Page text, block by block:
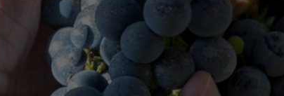
Le Livre Ouvert
Librairie classique
Bouquinerie de la Potagère
Bouquinerie Atelier Polaris